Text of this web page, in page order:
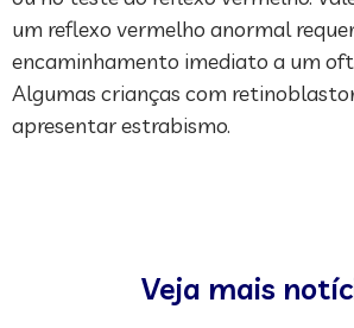
um reflexo vermelho anormal
encaminhamento imediato a um
Algumas crianças com
apresentar estrabismo.
Veja mais